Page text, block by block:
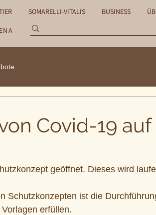
SOMARELLI-VITALIS BUSINESS
Covid-19 auf
geöffnet. Dieses wird
Schutzkonzepten ist die
erfüllen.